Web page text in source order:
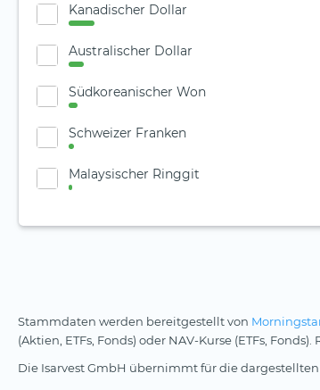
Kanadischer Dollar
Australischer Dollar
Südkoreanischer Won
Schweizer Franken
Malaysischer Ringgit
Stammdaten werden bereitgestellt von
(Aktien, ETFs, Fonds) oder NAV-Kurse (ETFs,
Die Isarvest GmbH übernimmt für die